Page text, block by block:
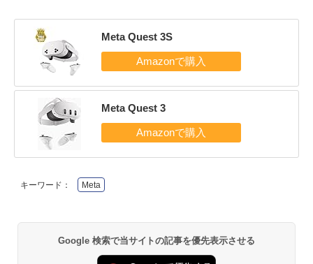
Meta Quest 3S
Meta Quest 3
キーワード： Meta
Google 検索で当サイトの記事を優先表示させる